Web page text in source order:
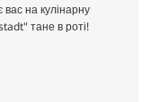
на кулінарну
тане в роті!